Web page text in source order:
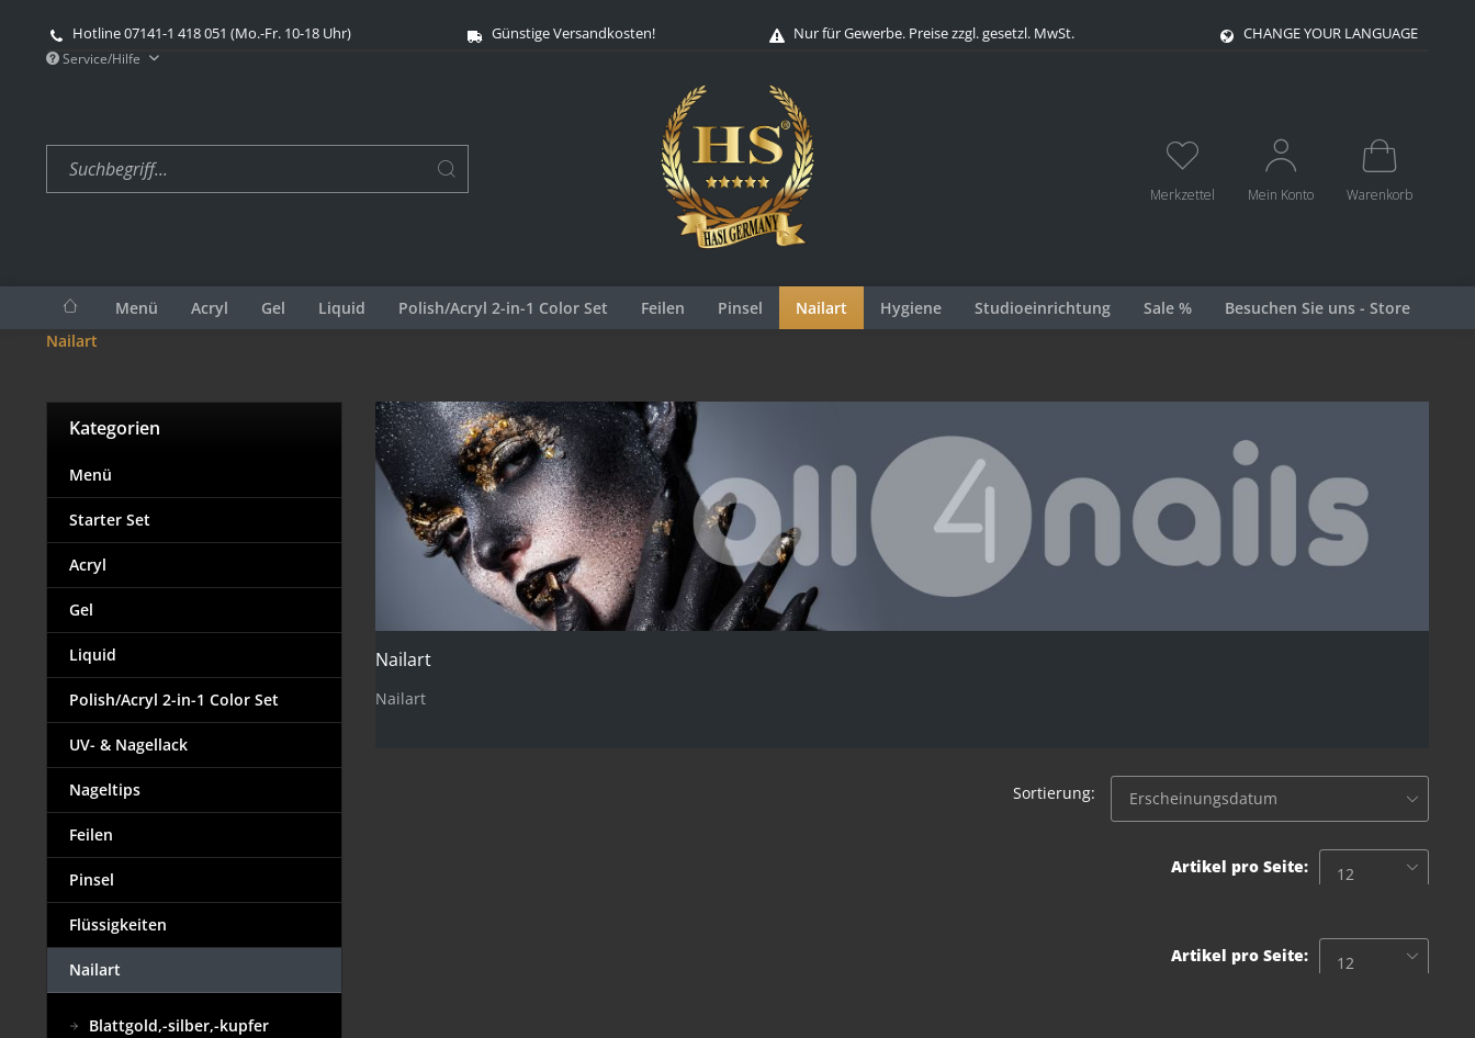
Hotline 07141-1 418 051 (Mo.-Fr. 10-18 Uhr) Günstige Versandkosten! Nur für Gewerbe. Preise zzgl. gesetzl. MwSt. CHANGE YOUR LANGUAGE
Service/Hilfe
Merkzettel Mein Konto Warenkorb
Menü Acryl Gel Liquid Polish/Acryl 2-in-1 Color Set Feilen Pinsel Nailart Hygiene Studioeinrichtung Sale %
Besuchen Sie uns - Store
Nailart
Kategorien
Menü
Starter Set
Acryl
Gel
Liquid
Polish/Acryl 2-in-1 Color Set
UV- & Nagellack
Nageltips
Feilen
Pinsel
Flüssigkeiten
Nailart
Blattgold,-silber,-kupfer
Nailart
Nailart
Sortierung:
Artikel pro Seite:
Artikel pro Seite: